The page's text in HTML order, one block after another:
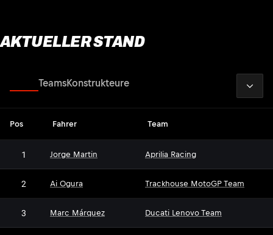
AKTUELLER STAND
TeamsKonstrukteure
Pos Fahrer Team
1 Jorge Martin Aprilia Racing
2 Ai Ogura Trackhouse MotoGP Team
3 Marc Márquez Ducati Lenovo Team